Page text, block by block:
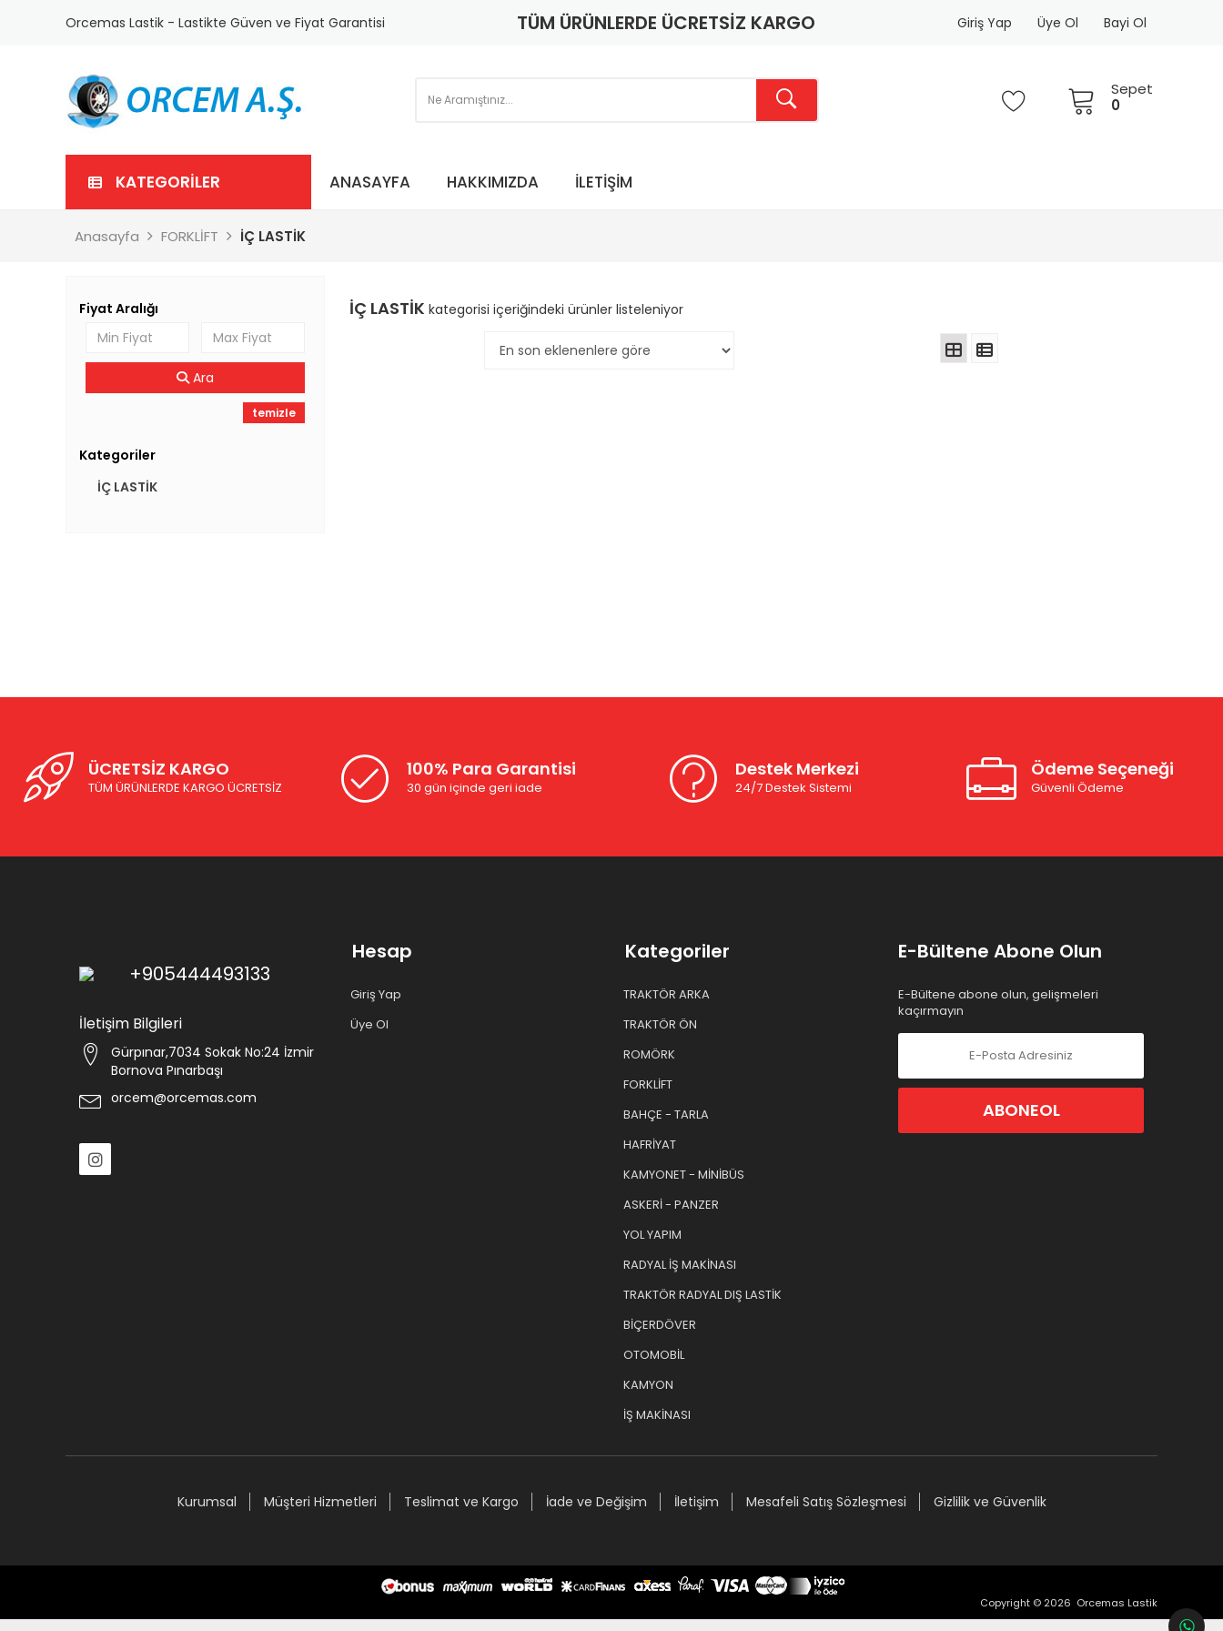
Orcemas Lastik - Lastikte Güven ve Fiyat Garantisi TÜM ÜRÜNLERDE ÜCRETSİZ KARGO Giriş Yap Üye Ol Bayi Ol
Sepet
0
KATEGORİLER ANASAYFA HAKKIMIZDA İLETIŞIM
Anasayfa FORKLİFT İÇ LASTİK
Fiyat Aralığı
Ara
temizle
Kategoriler
İÇ LASTİK
İÇ LASTİK kategorisi içeriğindeki ürünler listeleniyor
ÜCRETSİZ KARGO
TÜM ÜRÜNLERDE KARGO ÜCRETSİZ
100% Para Garantisi
30 gün içinde geri iade
Destek Merkezi
24/7 Destek Sistemi
Ödeme Seçeneği
Güvenli Ödeme
+905444493133
İletişim Bilgileri
Gürpınar,7034 Sokak No:24 İzmir
Bornova Pınarbaşı
orcem@orcemas.com
Hesap
Giriş Yap
Üye Ol
Kategoriler
TRAKTÖR ARKA
TRAKTÖR ÖN
ROMÖRK
FORKLİFT
BAHÇE - TARLA
HAFRİYAT
KAMYONET - MİNİBÜS
ASKERİ - PANZER
YOL YAPIM
RADYAL İŞ MAKİNASI
TRAKTÖR RADYAL DIŞ LASTİK
BİÇERDÖVER
OTOMOBİL
KAMYON
İŞ MAKİNASI
E-Bültene Abone Olun
E-Bültene abone olun, gelişmeleri
kaçırmayın
ABONEOL
Kurumsal Müşteri Hizmetleri Teslimat ve Kargo İade ve Değişim İletişim Mesafeli Satış Sözleşmesi Gizlilik ve Güvenlik
Copyright © 2026 Orcemas Lastik